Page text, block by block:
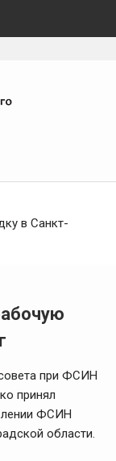
в Санкт-
при ФСИН
принял
ФСИН
области.